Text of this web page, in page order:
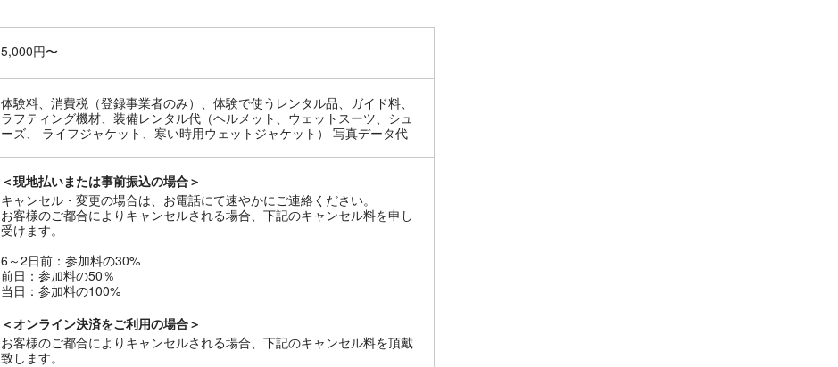
5,000円〜
体験料、消費税（登録事業者のみ）、体験で使うレンタル品、ガイド料、
ラフティング機材、装備レンタル代（ヘルメット、ウェットスーツ、シュ
ーズ、 ライフジャケット、寒い時用ウェットジャケット） 写真データ代
＜現地払いまたは事前振込の場合＞
キャンセル・変更の場合は、お電話にて速やかにご連絡ください。
お客様のご都合によりキャンセルされる場合、下記のキャンセル料を申し
受けます。
6～2日前：参加料の30%
前日：参加料の50％
当日：参加料の100%
＜オンライン決済をご利用の場合＞
お客様のご都合によりキャンセルされる場合、下記のキャンセル料を頂戴
致します。